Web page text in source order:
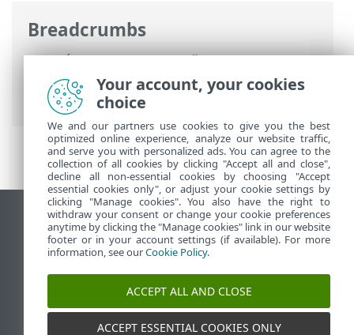
Breadcrumbs
ESET Élettartam vége>Üzleti termékek
életciklusának végére vonatkozó
szabályzat>Változásnapló
Asztali webhely megtekintése
End of Life
Az ESET tudásbázisa
ESET Fórum
ESET Status Portal
Regionális támogatás
Your account, your cookies
choice
We and our partners use cookies to give you the best
optimized online experience, analyze our website traffic,
and serve you with personalized ads. You can agree to the
collection of all cookies by clicking "Accept all and close",
decline all non-essential cookies by choosing "Accept
essential cookies only", or adjust your cookie settings by
clicking "Manage cookies". You also have the right to
withdraw your consent or change your cookie preferences
anytime by clicking the "Manage cookies" link in our website
footer or in your account settings (if available). For more
information, see ourCookie Policy.
ACCEPT ALL AND CLOSE
ACCEPT ESSENTIAL COOKIES ONLY